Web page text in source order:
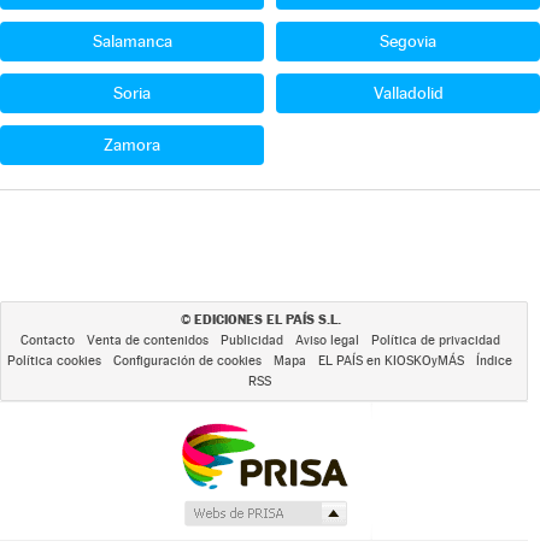
Salamanca Segovia
Soria Valladolid
Zamora
© EDICIONES EL PAÍS S.L.
Contacto Venta de contenidos Publicidad Aviso legal
Política de privacidad
Política cookies
Configuración de cookies Mapa EL PAÍS en KIOSKOyMÁS
Índice
RSS